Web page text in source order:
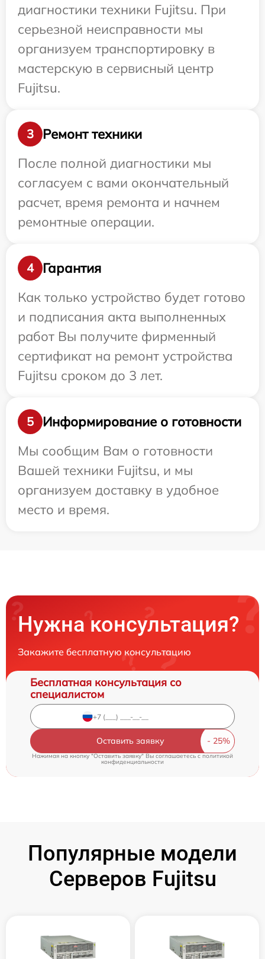
диагностики техники Fujitsu. При
серьезной неисправности мы
организуем транспортировку в
мастерскую в сервисный центр
Fujitsu.
3
Ремонт техники
После полной диагностики мы
согласуем с вами окончательный
расчет, время ремонта и начнем
ремонтные операции.
4
Гарантия
Как только устройство будет готово
и подписания акта выполненных
работ Вы получите фирменный
сертификат на ремонт устройства
Fujitsu сроком до 3 лет.
5
Информирование о готовности
Мы сообщим Вам о готовности
Вашей техники Fujitsu, и мы
организуем доставку в удобное
место и время.
Нужна консультация?
Закажите бесплатную консультацию
Бесплатная консультация со
специалистом
Оставить заявку
Нажимая на кнопку "Оставить заявку" Вы соглашаетесь cполитикой
конфиденциальности
Популярные модели
Серверов Fujitsu